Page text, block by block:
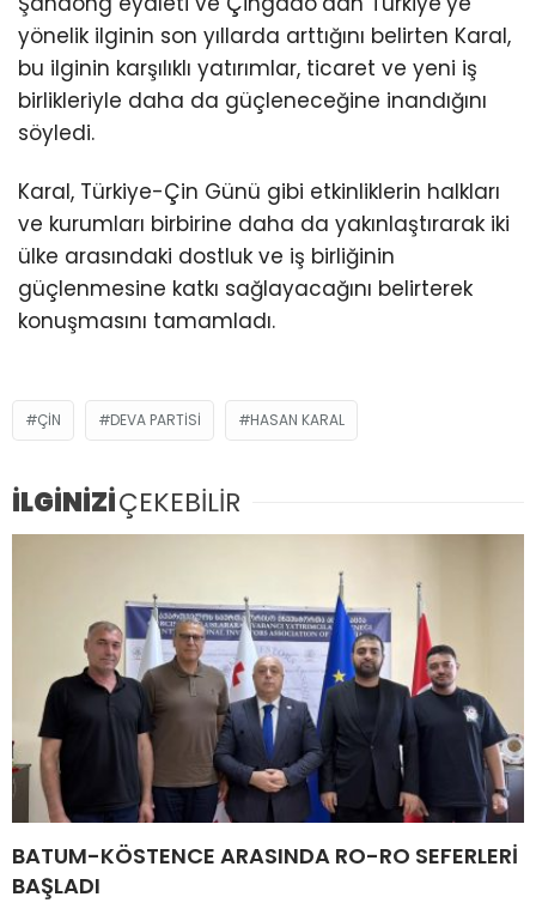
yönelik ilginin son yıllarda arttığını belirten Karal,
bu ilginin karşılıklı yatırımlar, ticaret ve yeni iş
birlikleriyle daha da güçleneceğine inandığını
söyledi.
Karal, Türkiye-Çin Günü gibi etkinliklerin halkları
ve kurumları birbirine daha da yakınlaştırarak iki
ülke arasındaki dostluk ve iş birliğinin
güçlenmesine katkı sağlayacağını belirterek
konuşmasını tamamladı.
ÇIN DEVA PARTISI HASAN KARAL
İLGİNİZİÇEKEBİLİR
BATUM-KÖSTENCE ARASINDA RO-RO SEFERLERİ
BAŞLADI